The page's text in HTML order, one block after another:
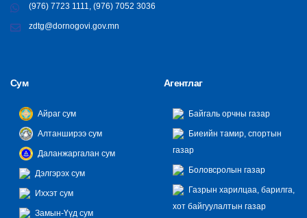
(976) 7723 1111, (976) 7052 3036
zdtg@dornogovi.gov.mn
Сум
Айраг сум
Алтанширээ сум
Даланжаргалан сум
Дэлгэрэх сум
Иххэт сум
Замын-Үүд сум
Агентлаг
Байгаль орчны газар
Биеийн тамир, спортын
газар
Боловсролын газар
Газрын харилцаа, барилга,
хот байгуулалтын газар